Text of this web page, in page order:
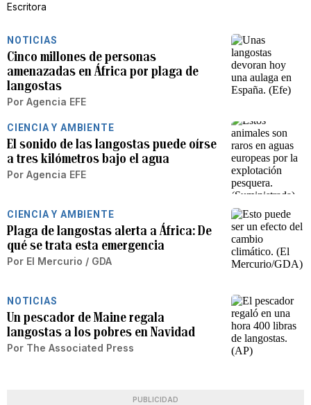
Escritora
NOTICIAS
Cinco millones de personas
amenazadas en África por plaga de
langostas
Por Agencia EFE
CIENCIA Y AMBIENTE
El sonido de las langostas puede oírse
a tres kilómetros bajo el agua
Por Agencia EFE
CIENCIA Y AMBIENTE
Plaga de langostas alerta a África: De
qué se trata esta emergencia
Por El Mercurio / GDA
NOTICIAS
Un pescador de Maine regala
langostas a los pobres en Navidad
Por The Associated Press
PUBLICIDAD